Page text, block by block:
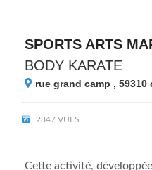
SPORTS ARTS
BODY KARATE
rue grand camp , 59310
2847 VUES
Cette activité,